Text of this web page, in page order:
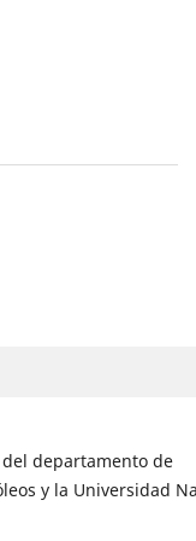
departamento de
y la Universidad